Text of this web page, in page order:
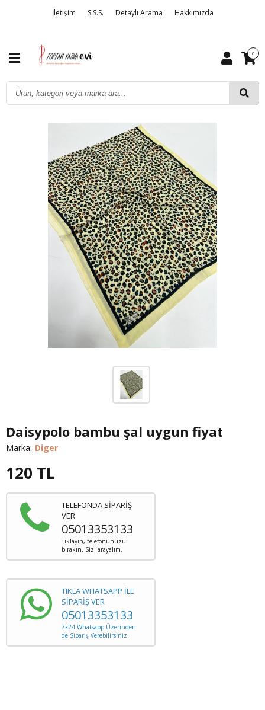
İletişim S.S.S. Detaylı Arama Hakkımızda
0
Daisypolo bambu şal uygun fiyat
Marka: Diger
120 TL
TELEFONDA SİPARİŞ
VER
05013353133
Tıklayın, telefonunuzu
bırakın. Sizi arayalım.
TIKLA WHATSAPP İLE
SİPARİŞ VER
05013353133
7x24 Whatsapp Üzerinden
de Sipariş Verebilirsiniz.